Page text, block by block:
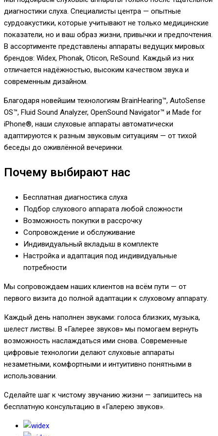
диагностики слуха. Специалисты центра — опытные
сурдоакустики, которые учитывают не только медицинские
показатели, но и ваш образ жизни, привычки и предпочтения.
В ассортименте представлены аппараты ведущих мировых
брендов: Widex, Phonak, Oticon, ReSound. Каждый из них
отличается надёжностью, высоким качеством звука и
современным дизайном.
Благодаря новейшим технологиям BrainHearing™, AutoSense
OS™, Fluid Sound Analyzer, OpenSound Navigator™ и Made for
iPhone®, наши слуховые аппараты автоматически
адаптируются к разным звуковым ситуациям — от тихой
беседы до оживлённой вечеринки.
Почему выбирают нас
Бесплатная диагностика слуха
Подбор слухового аппарата любой сложности
Возможность покупки в рассрочку
Сопровождение и обслуживание
Индивидуальный вкладыш в комплекте
Настройка и адаптация под индивидуальные
потребности
Мы сопровождаем наших клиентов на всём пути — от
первого визита до полной адаптации к слуховому аппарату.
Каждый день наполнен звуками: голоса близких, музыка,
шелест листвы. В «Галерее звуков» мы помогаем вернуть
возможность наслаждаться ими снова. Современные
цифровые технологии делают слуховые аппараты
незаметными, комфортными и интуитивно понятными в
использовании.
Сделайте шаг к чистому звучанию жизни — запишитесь на
бесплатную консультацию в «Галерею звуков».